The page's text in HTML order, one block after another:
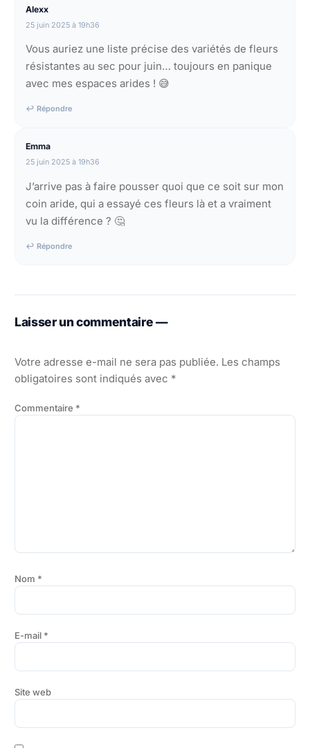
Alexx
25 juin 2025 à 19h36
Vous auriez une liste précise des variétés de fleurs
résistantes au sec pour juin… toujours en panique
avec mes espaces arides ! 😅
↩ Répondre
Emma
25 juin 2025 à 19h36
J’arrive pas à faire pousser quoi que ce soit sur mon
coin aride, qui a essayé ces fleurs là et a vraiment
vu la différence ? 🤔
↩ Répondre
Laisser un commentaire —
Votre adresse e-mail ne sera pas publiée. Les champs
obligatoires sont indiqués avec *
Commentaire *
Nom *
E-mail *
Site web